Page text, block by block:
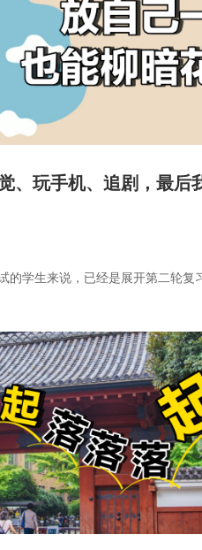
、玩手机、追剧，最后
的学生来说，已经是展开第二轮复